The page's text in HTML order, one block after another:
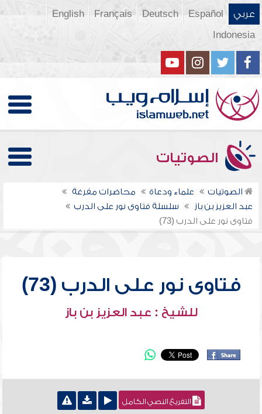
عربي Español
Deutsch
Français
English
Indonesia
الصوتيات
الصوتيات علماء ودعاة
محاضرات مفرغة
عبد العزيز بن باز
سلسلة فتاوى نور على الدرب
فتاوى نور على الدرب (73)
فتاوى نور على الدرب (73)
للشيخ : عبد العزيز بن باز
التفريغ النصي الكامل